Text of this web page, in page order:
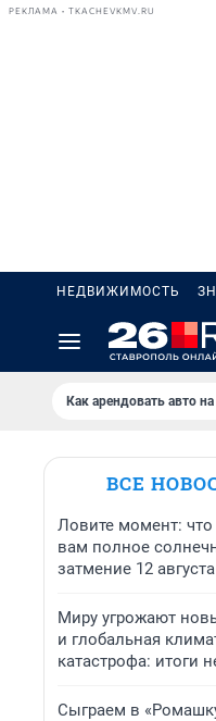
РЕКЛАМА • TKACHEVKMV.RU
НЕДВИЖИМОСТЬ
Как арендовать авто
ВСЕ
Ловите момент: что
вам полное
затмение 12 августа
Миру угрожают
и глобальная
катастрофа: итоги
Сыграем в